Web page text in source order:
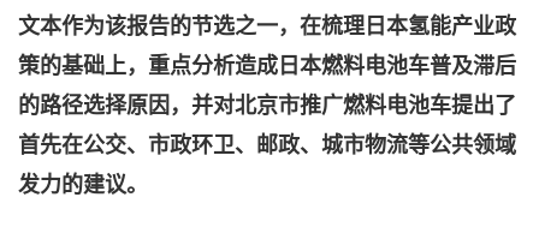
文本作为该报告的节选之一，在梳理日本氢能产业政
策的基础上，重点分析造成日本燃料电池车普及滞后
的路径选择原因，并对北京市推广燃料电池车提出了
首先在公交、市政环卫、邮政、城市物流等公共领域
发力的建议。